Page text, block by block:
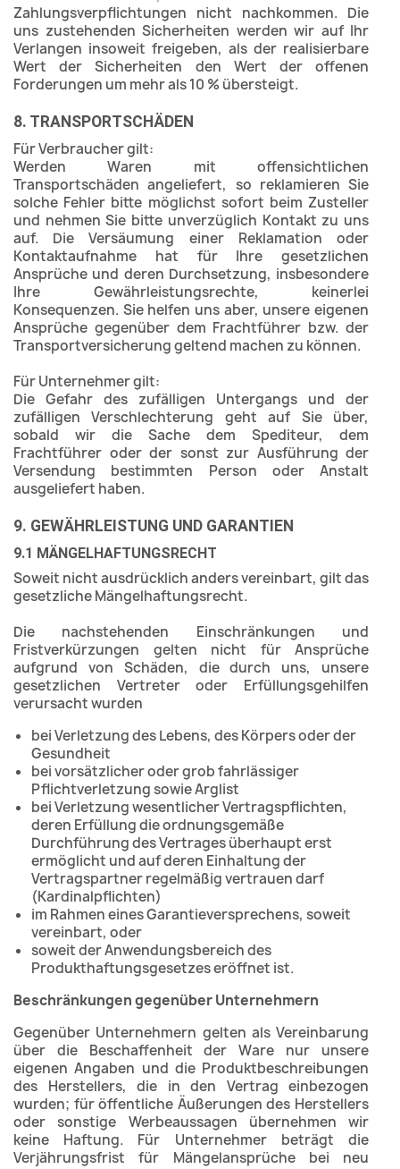
Zahlungsverpflichtungen nicht nachkommen. Die
uns zustehenden Sicherheiten werden wir auf Ihr
Verlangen insoweit freigeben, als der realisierbare
Wert der Sicherheiten den Wert der offenen
Forderungen um mehr als 10 % übersteigt.
8. TRANSPORTSCHÄDEN
Für Verbraucher gilt:
Werden Waren mit offensichtlichen
Transportschäden angeliefert, so reklamieren Sie
solche Fehler bitte möglichst sofort beim Zusteller
und nehmen Sie bitte unverzüglich Kontakt zu uns
auf. Die Versäumung einer Reklamation oder
Kontaktaufnahme hat für Ihre gesetzlichen
Ansprüche und deren Durchsetzung, insbesondere
Ihre Gewährleistungsrechte, keinerlei
Konsequenzen. Sie helfen uns aber, unsere eigenen
Ansprüche gegenüber dem Frachtführer bzw. der
Transportversicherung geltend machen zu können.
Für Unternehmer gilt:
Die Gefahr des zufälligen Untergangs und der
zufälligen Verschlechterung geht auf Sie über,
sobald wir die Sache dem Spediteur, dem
Frachtführer oder der sonst zur Ausführung der
Versendung bestimmten Person oder Anstalt
ausgeliefert haben.
9. GEWÄHRLEISTUNG UND GARANTIEN
9.1 MÄNGELHAFTUNGSRECHT
Soweit nicht ausdrücklich anders vereinbart, gilt das
gesetzliche Mängelhaftungsrecht.
Die nachstehenden Einschränkungen und
Fristverkürzungen gelten nicht für Ansprüche
aufgrund von Schäden, die durch uns, unsere
gesetzlichen Vertreter oder Erfüllungsgehilfen
verursacht wurden
bei Verletzung des Lebens, des Körpers oder der
Gesundheit
bei vorsätzlicher oder grob fahrlässiger
Pflichtverletzung sowie Arglist
bei Verletzung wesentlicher Vertragspflichten,
deren Erfüllung die ordnungsgemäße
Durchführung des Vertrages überhaupt erst
ermöglicht und auf deren Einhaltung der
Vertragspartner regelmäßig vertrauen darf
(Kardinalpflichten)
im Rahmen eines Garantieversprechens, soweit
vereinbart, oder
soweit der Anwendungsbereich des
Produkthaftungsgesetzes eröffnet ist.
Beschränkungen gegenüber Unternehmern
Gegenüber Unternehmern gelten als Vereinbarung
über die Beschaffenheit der Ware nur unsere
eigenen Angaben und die Produktbeschreibungen
des Herstellers, die in den Vertrag einbezogen
wurden; für öffentliche Äußerungen des Herstellers
oder sonstige Werbeaussagen übernehmen wir
keine Haftung. Für Unternehmer beträgt die
Verjährungsfrist für Mängelansprüche bei neu